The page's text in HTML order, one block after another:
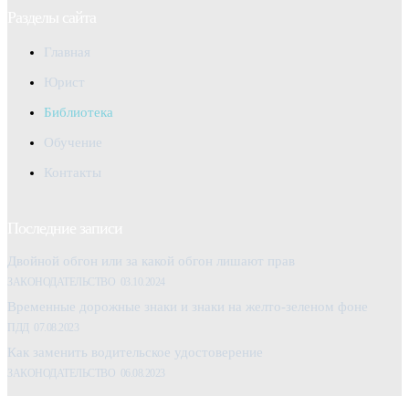
Главная
Юрист
Библиотека
Обучение
Контакты
Двойной обгон или за какой обгон лишают прав
ЗАКОНОДАТЕЛЬСТВО 03.10.2024
Временные дорожные знаки и знаки на желто-зеленом фоне
ПДД 07.08.2023
Как заменить водительское удостоверение
ЗАКОНОДАТЕЛЬСТВО 06.08.2023